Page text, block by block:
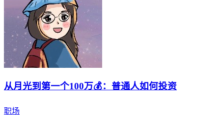
从月光到第一个100万💰：普通人如何投资
职场